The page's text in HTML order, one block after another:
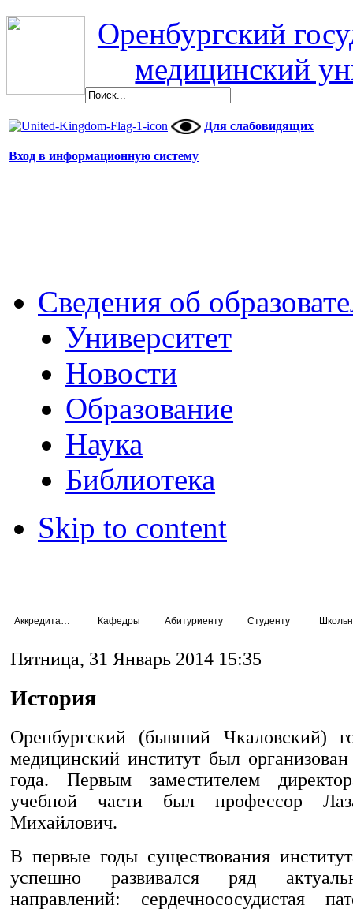
Оренбургский
медицинский
Для слабовидящих
Вход в информационную систему
Сведения об
Университет
Новости
Образование
Наука
Библиотека
Skip to content
Кафедры Абитуриенту Студенту
Пятница, 31 Январь 2014 15:35
История
Оренбургский (бывший Чкаловский)
медицинский институт был
года. Первым заместителем
учебной части был профессор
Михайлович.
В первые годы существования
успешно развивался ряд
направлений: сердечнососудистая